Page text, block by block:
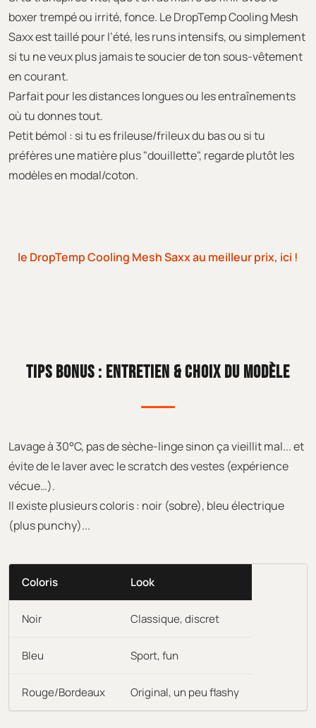
boxer trempé ou irrité, fonce. Le DropTemp Cooling Mesh
Saxx est taillé pour l’été, les runs intensifs, ou simplement
si tu ne veux plus jamais te soucier de ton sous-vêtement
en courant.
Parfait pour les distances longues ou les entraînements
où tu donnes tout.
Petit bémol : si tu es frileuse/frileux du bas ou si tu
préfères une matière plus "douillette", regarde plutôt les
modèles en modal/coton.
le DropTemp Cooling Mesh Saxx au meilleur prix, ici !
TIPS BONUS : ENTRETIEN & CHOIX DU MODÈLE
Lavage à 30°C, pas de sèche-linge sinon ça vieillit mal... et
évite de le laver avec le scratch des vestes (expérience
vécue…).
Il existe plusieurs coloris : noir (sobre), bleu électrique
(plus punchy)...
Coloris Look
Noir Classique, discret
Bleu Sport, fun
Rouge/Bordeaux Original, un peu flashy